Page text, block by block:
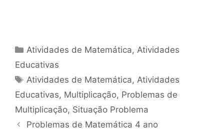
Categorias
Atividades de Matemática, Atividades
Educativas
Tags
Atividades de Matemática, Atividades
Educativas, Multiplicação, Problemas de
Multiplicação, Situação Problema
Problemas de Matemática 4 ano